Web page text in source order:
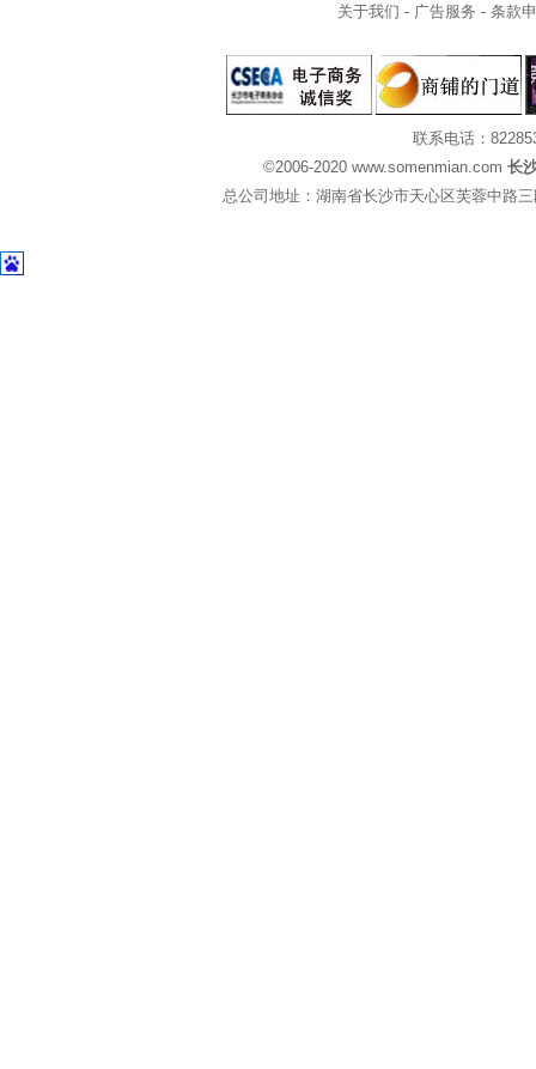
关于我们 - 广告服务 - 条款
联系电话：
©2006-2020 www.somenmian.com 长
总公司地址：湖南省长沙市天心区芙蓉中路